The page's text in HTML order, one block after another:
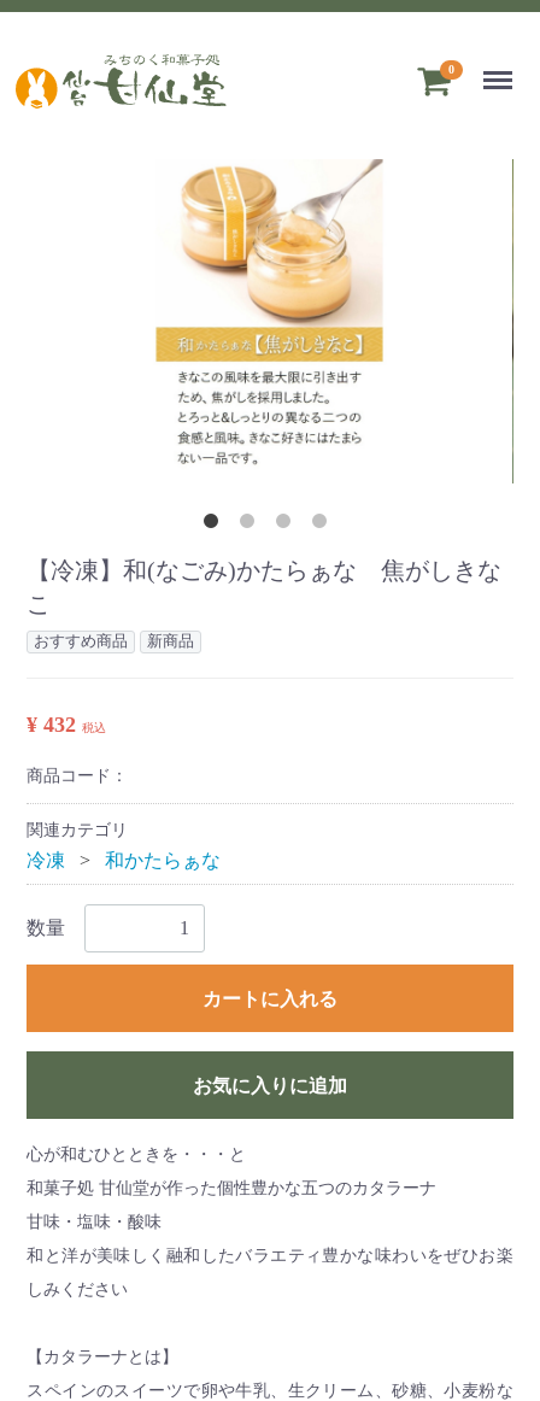
0 Menu
【冷凍】和(なごみ)かたらぁな 焦がしきな
こ
おすすめ商品 新商品
¥ 432 税込
商品コード：
関連カテゴリ
冷凍 和かたらぁな
数量
カートに入れる
お気に入りに追加
心が和むひとときを・・・と
和菓子処 甘仙堂が作った個性豊かな五つのカタラーナ
甘味・塩味・酸味
和と洋が美味しく融和したバラエティ豊かな味わいをぜひお楽
しみください
【カタラーナとは】
スペインのスイーツで卵や牛乳、生クリーム、砂糖、小麦粉な